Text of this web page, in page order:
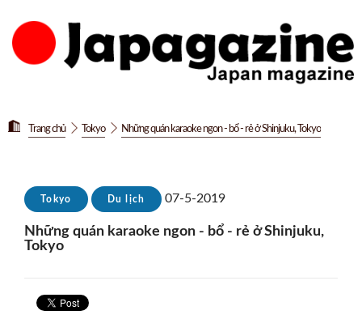
Trang chủ Tokyo Những quán karaoke ngon - bổ - rẻ ở Shinjuku, Tokyo
Tokyo Du lịch 07-5-2019
Những quán karaoke ngon - bổ - rẻ ở Shinjuku,
Tokyo